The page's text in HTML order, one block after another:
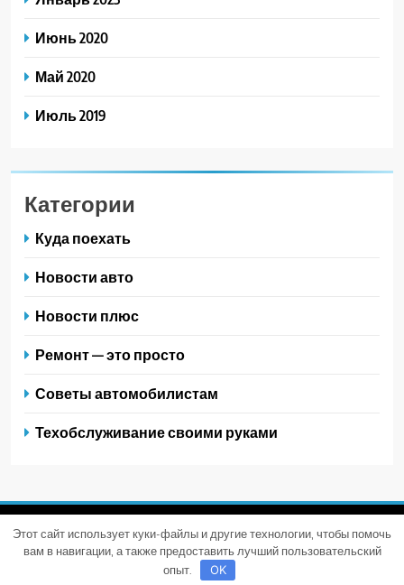
Июнь 2020
Май 2020
Июль 2019
Категории
Куда поехать
Новости авто
Новости плюс
Ремонт — это просто
Советы автомобилистам
Техобслуживание своими руками
Trendy News - новостная тема для WordPress. Все права
защищены 2026. Powered ByBlazeThemes.
Этот сайт использует куки-файлы и другие технологии, чтобы помочь
вам в навигации, а также предоставить лучший пользовательский
опыт.
OK